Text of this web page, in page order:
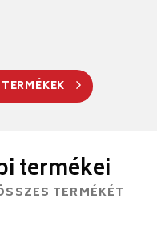
termékei
TERMÉKÉT